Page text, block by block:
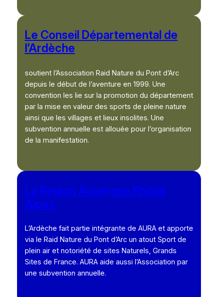
Le Conseil Départemental de
l’Ardèche
soutient l’Association Raid Nature du Pont d’Arc
depuis le début de l’aventure en 1999. Une
convention les lie sur la promotion du département
par la mise en valeur des sports de pleine nature
ainsi que les villages et lieux insolites. Une
subvention annuelle est allouée pour l’organisation
de la manifestation.
La Région Auvergne Rhône
Alpes
L’Ardèche fait partie intégrante de AURA et apporte
via le Raid Nature du Pont d’Arc un atout Sport de
plein air et notoriété de sites Naturels, Grands
Sites de France. AURA aide aussi l’Association par
une subvention annuelle.